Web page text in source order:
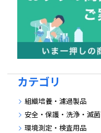
カテゴリ
組織培養・濾過製品
安全・保護・洗浄・滅菌
環境測定・検査用品